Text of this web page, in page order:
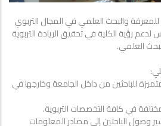
والبحث العلمي في المجال التربوي
لدعم رؤية الكلية في تحقيق الريادة التربوية
العلمي.
للباحثين من داخل الجامعة وخارجها في
في كافة التخصصات التربوية.
وصول الباحثين إلي مصادر المعلومات